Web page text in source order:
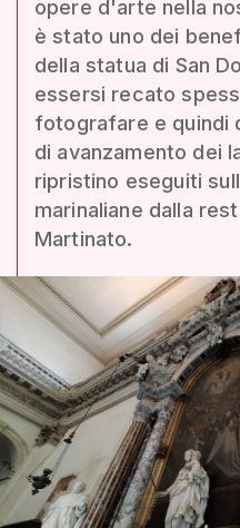
opere d'arte nella
è stato uno dei
della statua di San
essersi recato
fotografare e quindi
di avanzamento dei
ripristino eseguiti
marinaliane dalla
Martinato.